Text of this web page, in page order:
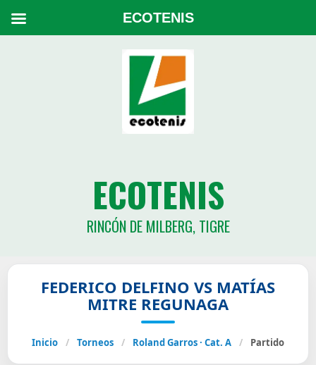
ECOTENIS
RINCÓN DE MILBERG, TIGRE
FEDERICO DELFINO VS MATÍAS
MITRE REGUNAGA
Inicio / Torneos / Roland Garros · Cat. A / Partido
ECOTENIS